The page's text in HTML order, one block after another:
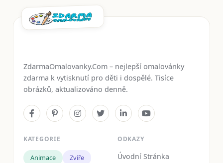
ZdarmaOmalovanky.Com – nejlepší omalovánky
zdarma k vytisknutí pro děti i dospělé. Tisíce
obrázků, aktualizováno denně.
KATEGORIE
Animace
Zvíře
ODKAZY
Úvodní Stránka